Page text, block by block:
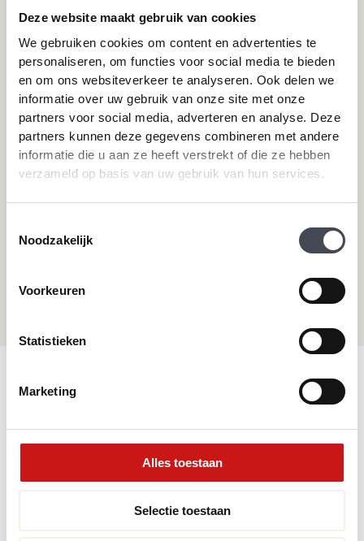
Deze website maakt gebruik van cookies
We gebruiken cookies om content en advertenties te
personaliseren, om functies voor social media te bieden
en om ons websiteverkeer te analyseren. Ook delen we
informatie over uw gebruik van onze site met onze
partners voor social media, adverteren en analyse. Deze
partners kunnen deze gegevens combineren met andere
informatie die u aan ze heeft verstrekt of die ze hebben
verzameld op basis van uw gebruik van hun services.
Noodzakelijk
Voorkeuren
Statistieken
Marketing
Alles toestaan
Selectie toestaan
Merken
Pvc-vloeren van Forbo
Pvc-vloeren van Moduleo
Pvc-vloeren van Tarkett
Therdex
Designflooring
Schoonmaken
Pvc-vloer laten leggen
Toplaag pvc vloer
Wat is pvc
Hulp nodig?
Telefoonnummer
Mail ons
Realisatie:Searacon